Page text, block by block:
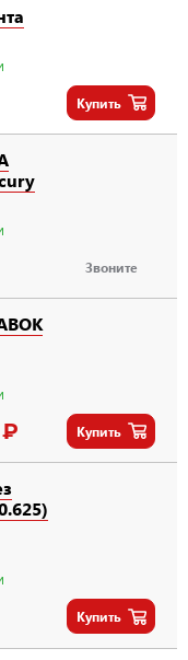
Купить
Звоните
₽ Купить
Купить